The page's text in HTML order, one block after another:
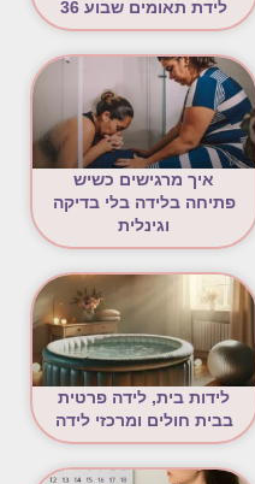
לידת תאומים שבוע 36
איך מרגישים כשיש
פתיחה בלידה בלי בדיקה
וגינלית
לידות בית, לידה פרטית
בבית חולים ומרכזי לידה